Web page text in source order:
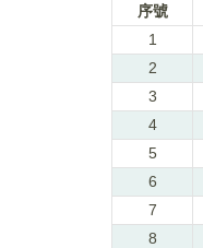
序號
1
2
3
4
5
6
7
8